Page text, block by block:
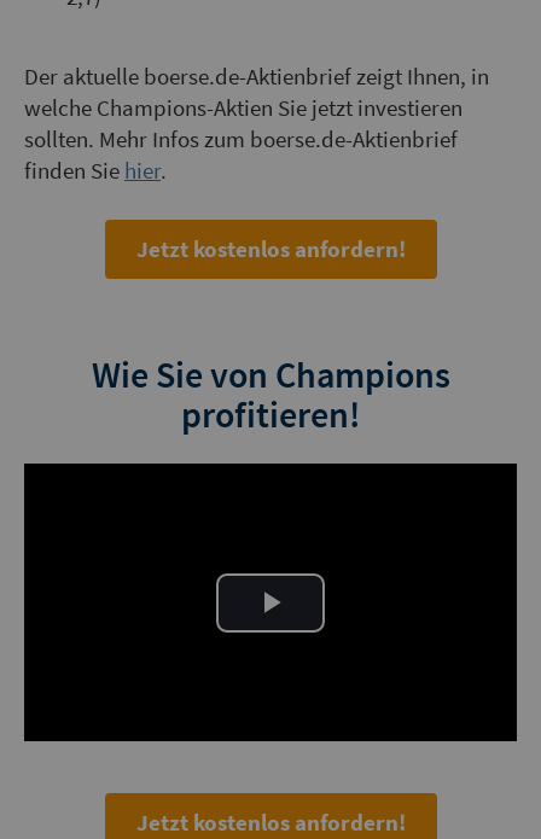
Der aktuelle boerse.de-Aktienbrief zeigt Ihnen, in
welche Champions-Aktien Sie jetzt investieren
sollten. Mehr Infos zum boerse.de-Aktienbrief
finden Sie hier.
Jetzt kostenlos anfordern!
Wie Sie von Champions
profitieren!
Play
Jetzt kostenlos anfordern!